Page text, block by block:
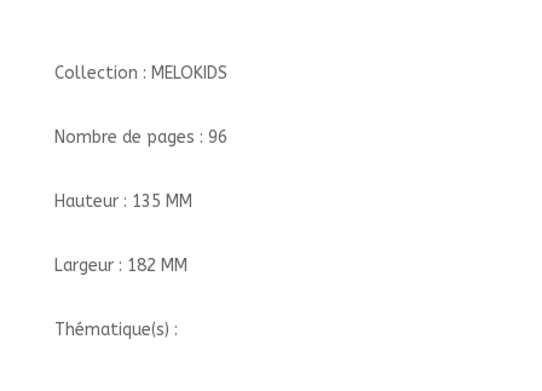
Collection : MELOKIDS
Nombre de pages : 96
Hauteur : 135 MM
Largeur : 182 MM
Thématique(s) :